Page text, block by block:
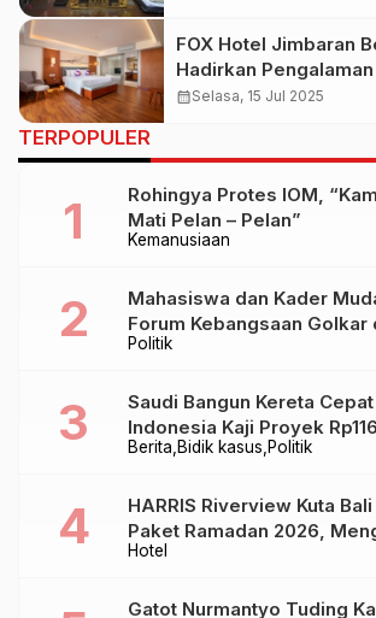
FOX Hotel Jimbaran
Hadirkan
Mewah dengan
calendar_monthSelasa, 15 Jul 2025
TERPOPULER
Kemanusiaan
Rohingya Protes IOM,
Mati Pelan – Pelan”
Politik
Mahasiswa dan Kader
Forum Kebangsaan Golkar
Berita Bidik kasus Politik
Saudi Bangun Kereta Cepat
Indonesia Kaji Proyek
Baru Sampai Bandung
Hotel
HARRIS Riverview Kuta
Paket Ramadan 2026,
Takjil hingga Bukber Mulai
Gatot Nurmantyo Tuding